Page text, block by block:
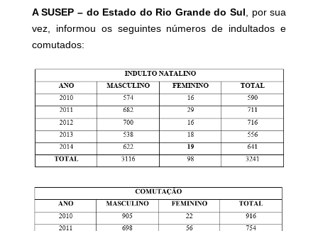
A SUSEP – do Estado do Rio Grande do Sul, por sua
vez, informou os seguintes números de indultados e
comutados: